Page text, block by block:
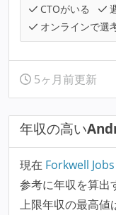
CTOがいる
オンラインで選
5ヶ月前更新
年収の高い
現在 Forkwell Jobs
参考に年収を算出
上限年収の最高値